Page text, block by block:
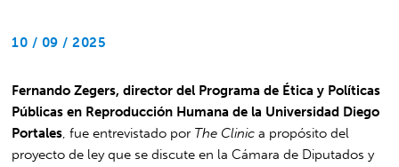
10 / 09 / 2025
Fernando Zegers, director del Programa de Ética y Políticas
Públicas en Reproducción Humana de la Universidad Diego
Portales, fue entrevistado por The Clinic a propósito del
proyecto de ley que se discute en la Cámara de Diputados y